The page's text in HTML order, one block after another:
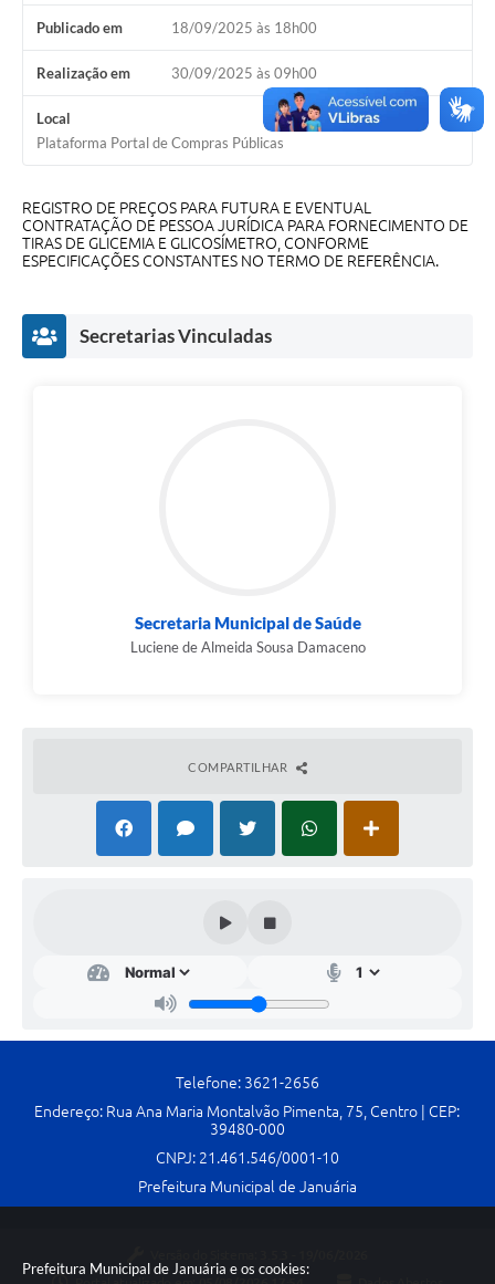
Prefeitura Municipal de Januária e os cookies:
Enquete
SIC
Fotos - Eventos Oficiais
Publicado em 18/09/2025 às 18h00
Realização em 30/09/2025 às 09h00
Local
Plataforma Portal de Compras Públicas
REGISTRO DE PREÇOS PARA FUTURA E EVENTUAL
CONTRATAÇÃO DE PESSOA JURÍDICA PARA FORNECIMENTO DE
TIRAS DE GLICEMIA E GLICOSÍMETRO, CONFORME
ESPECIFICAÇÕES CONSTANTES NO TERMO DE REFERÊNCIA.
Secretarias Vinculadas
Secretaria Municipal de Saúde
Luciene de Almeida Sousa Damaceno
COMPARTILHAR
Telefone: 3621-2656
Endereço: Rua Ana Maria Montalvão Pimenta, 75, Centro | CEP:
39480-000
CNPJ: 21.461.546/0001-10
Prefeitura Municipal de Januária